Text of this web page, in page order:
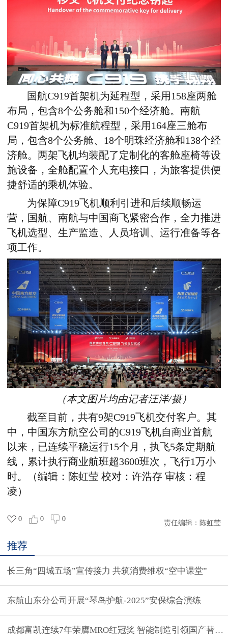
国航C919首架机为延程型，采用158座两舱
布局，包含8个公务舱和150个经济舱。南航
C919首架机为标准航程型，采用164座三舱布
局，包含8个公务舱、18个明珠经济舱和138个经
济舱。两架飞机均装配了定制化的客舱座椅等设
施设备，全舱配置个人充电接口，为旅客提供便
捷舒适的乘机体验。
为保障C919飞机顺利引进和后续顺畅运
营，国航、南航与中国商飞紧密合作，全力推进
飞机选型、生产监造、人员培训、运行准备等各
项工作。
（本文图片均由记者汪洋/摄）
截至目前，共有9架C919飞机交付客户。其
中，中国东方航空公司的C919飞机自商业首航
以来，已连续平稳运行15个月，执飞5条定期航
线，累计执行商业航班超3600班次，飞行1万小
时。（编辑：陈虹莹 校对：许浩存 审核：程
凌）
0 0 0
责任编辑： 陈虹莹
推荐
长三角“四城五场”宣传接力 共筑消费维权“空中课堂”
东航山东分公司开展“琴岛护航-2025”安保综合演练
成都富凯连续7年荣膺MRO红冠奖 智能制造引领国产替代